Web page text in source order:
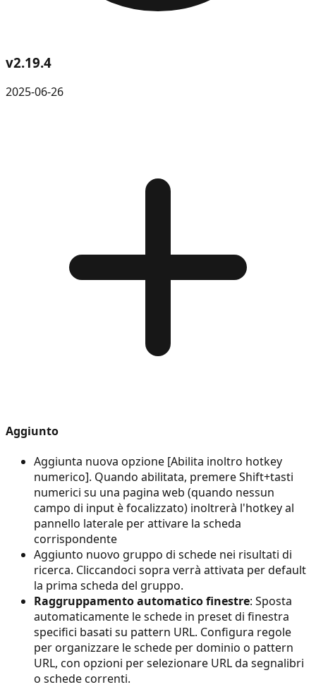
v2.19.4
2025-06-26
Aggiunto
Aggiunta nuova opzione [Abilita inoltro hotkey
numerico]. Quando abilitata, premere Shift+tasti
numerici su una pagina web (quando nessun
campo di input è focalizzato) inoltrerà l'hotkey al
pannello laterale per attivare la scheda
corrispondente
Aggiunto nuovo gruppo di schede nei risultati di
ricerca. Cliccandoci sopra verrà attivata per default
la prima scheda del gruppo.
Raggruppamento automatico finestre: Sposta
automaticamente le schede in preset di finestra
specifici basati su pattern URL. Configura regole
per organizzare le schede per dominio o pattern
URL, con opzioni per selezionare URL da segnalibri
o schede correnti.